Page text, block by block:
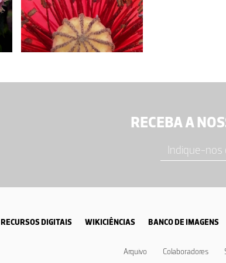
RECEBA A
RECURSOS DIGITAIS WIKICIÊNCIAS BANCO DE IMAGENS
Arquivo Colaboradores